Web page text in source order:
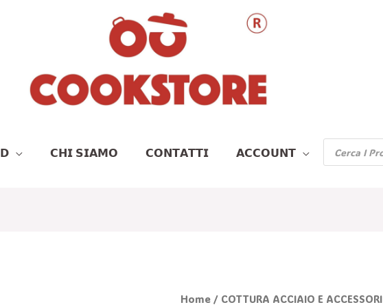
𝗖𝗛𝗜 𝗦𝗜𝗔𝗠𝗢 𝗖𝗢𝗡𝗧𝗔𝗧𝗧𝗜 𝗔𝗖𝗖𝗢𝗨𝗡𝗧
Products
Search
Home / COTTURA ACCIAIO E ACCESSORI
Il
Il
COPERCHIO